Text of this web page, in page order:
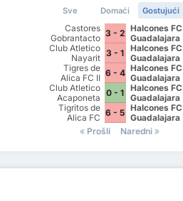
Sve Domaći Gostujući
Castores
Gobrantacto
FC
3 - 2 Halcones FC
Guadalajara
Club Atletico
Nayarit 3 - 1
Halcones FC
Guadalajara
Tigres de
Alica FC II 6 - 4 Halcones FC
Guadalajara
Club Atletico
Acaponeta
0 - 1
Halcones FC
Guadalajara
Tigritos de
Alica FC 6 - 5 Halcones FC
Guadalajara
Prošli
Naredni